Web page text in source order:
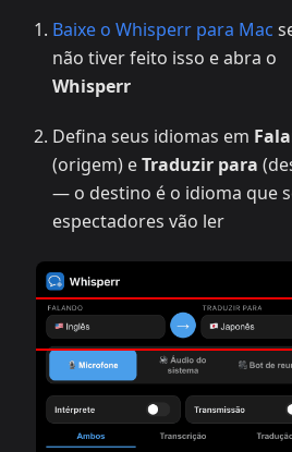
Baixe o Whisperr para Mac
não tiver feito isso e abra o
Whisperr
Defina seus idiomas em
(origem) eTraduzir para
— o destino é o idioma que
espectadores vão ler